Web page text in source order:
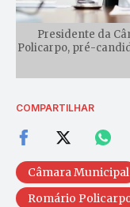
Presidente da
Policarpo, pré-
COMPARTILHAR
Câmara Municipal
Romário